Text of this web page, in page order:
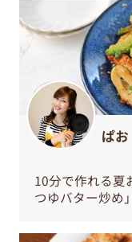
ぱお
10分で作れる夏
つゆバター炒め」